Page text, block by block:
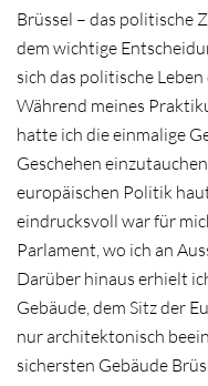
Brüssel – das politische
dem wichtige
sich das politische
Während meines
hatte ich die einmalige
Geschehen
europäischen Politik
eindrucksvoll war für
Parlament, wo ich an
Darüber hinaus erhielt
Gebäude, dem Sitz der
nur architektonisch
sichersten Gebäude